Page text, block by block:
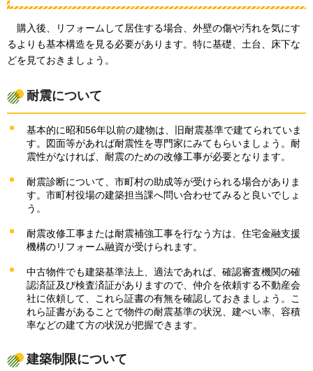
購入後、リフォームして居住する場合、外壁の傷や汚れを気にす
るよりも基本構造を見る必要があります。特に基礎、土台、床下な
どを見ておきましょう。
耐震について
基本的に昭和56年以前の建物は、旧耐震基準で建てられていま
す。図面等があれば耐震性を専門家にみてもらいましょう。耐
震性がなければ、耐震のための改修工事が必要となります。
耐震診断について、市町村の助成等が受けられる場合がありま
す。市町村役場の建築担当課へ問い合わせてみると良いでしょ
う。
耐震改修工事または耐震補強工事を行なう方は、住宅金融支援
機構のリフォーム融資が受けられます。
中古物件でも建築基準法上、適法であれば、確認審査機関の確
認済証及び検査済証がありますので、仲介を依頼する不動産会
社に依頼して、これら証書の有無を確認しておきましょう。こ
れら証書があることで物件の耐震基準の状況、建ぺい率、容積
率などの建て方の状況が把握できます。
建築制限について